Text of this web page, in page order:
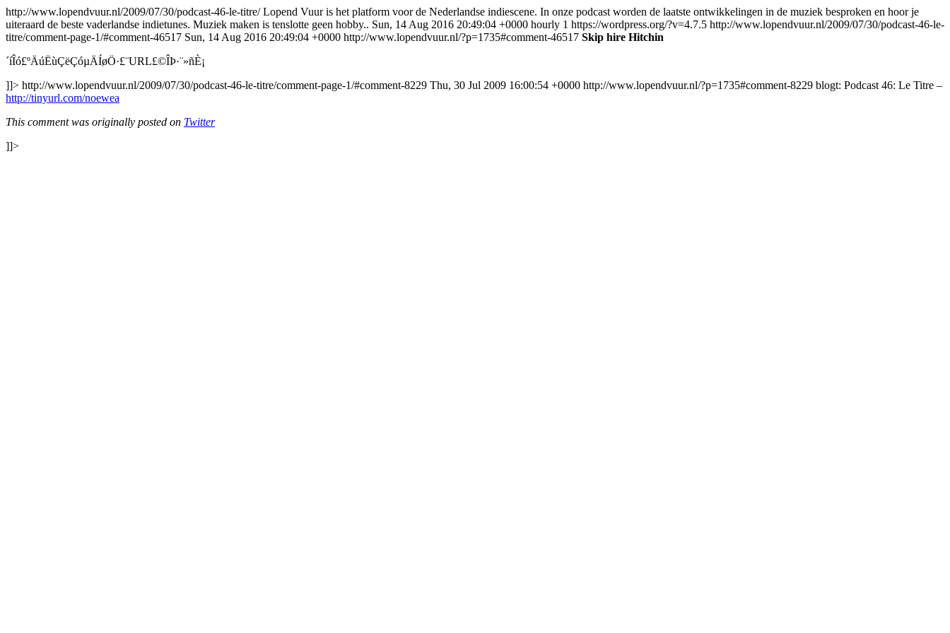
http://www.lopendvuur.nl/2009/07/30/podcast-46-le-titre/Lopend Vuur is het platform voor de Nederlandse indiescene. In onze podcast worden de laatste ontwikkelingen in de muziek besproken en hoor je
uiteraard de beste vaderlandse indietunes. Muziek maken is tenslotte geen hobby.. Sun, 14 Aug 2016 20:49:04 +0000 hourly 1 https://wordpress.org/?v=4.7.5 http://www.lopendvuur.nl/2009/07/30/podcast-46-le-
titre/comment-page-1/#comment-46517 Sun, 14 Aug 2016 20:49:04 +0000 http://www.lopendvuur.nl/?p=1735#comment-46517 Skip hire Hitchin
´íÎó£ºÄúËùÇëÇóµÄÍøÖ·£¨URL£©ÎÞ·¨»ñÈ¡
]]> http://www.lopendvuur.nl/2009/07/30/podcast-46-le-titre/comment-page-1/#comment-8229 Thu, 30 Jul 2009 16:00:54 +0000 http://www.lopendvuur.nl/?p=1735#comment-8229 blogt: Podcast 46: Le Titre –
http://tinyurl.com/noewea
This comment was originally posted on Twitter
]]>